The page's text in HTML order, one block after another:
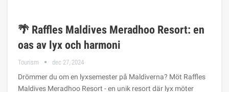
🌴 Raffles Maldives Meradhoo Resort: en
oas av lyx och harmoni
Tourism dec 27, 2024
Drömmer du om en lyxsemester på Maldiverna? Möt Raffles
Maldives Meradhoo Resort - en unik resort där lyx möter